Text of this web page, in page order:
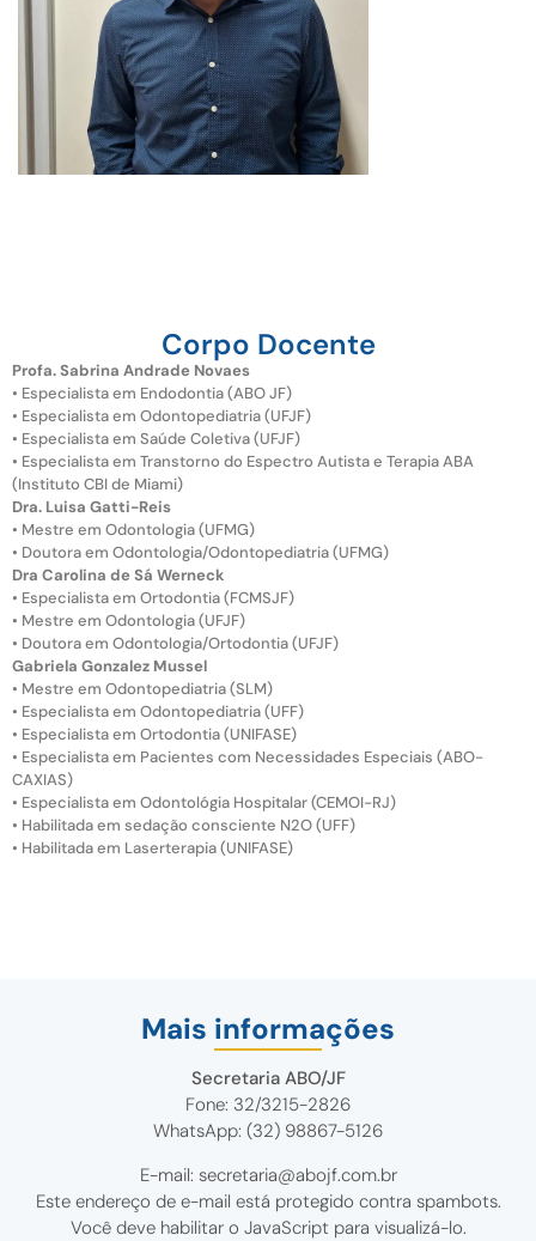
Corpo Docente
Profa. Sabrina Andrade Novaes
• Especialista em Endodontia (ABO JF)
• Especialista em Odontopediatria (UFJF)
• Especialista em Saúde Coletiva (UFJF)
• Especialista em Transtorno do Espectro Autista e Terapia ABA
(Instituto CBI de Miami)
Dra. Luisa Gatti-Reis
• Mestre em Odontologia (UFMG)
• Doutora em Odontologia/Odontopediatria (UFMG)
Dra Carolina de Sá Werneck
• Especialista em Ortodontia (FCMSJF)
• Mestre em Odontologia (UFJF)
• Doutora em Odontologia/Ortodontia (UFJF)
Gabriela Gonzalez Mussel
• Mestre em Odontopediatria (SLM)
• Especialista em Odontopediatria (UFF)
• Especialista em Ortodontia (UNIFASE)
• Especialista em Pacientes com Necessidades Especiais (ABO-
CAXIAS)
• Especialista em Odontológia Hospitalar (CEMOI-RJ)
• Habilitada em sedação consciente N2O (UFF)
• Habilitada em Laserterapia (UNIFASE)
Mais informações
Secretaria ABO/JF
Fone: 32/3215-2826
WhatsApp: (32) 98867-5126
E-mail: secretaria@abojf.com.br
Este endereço de e-mail está protegido contra spambots.
Você deve habilitar o JavaScript para visualizá-lo.